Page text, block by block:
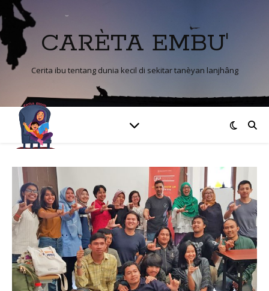
CARÈTA EMBU'
Cerita ibu tentang dunia kecil di sekitar tanèyan lanjhâng